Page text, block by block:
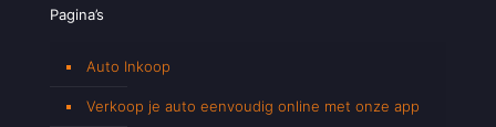
Pagina’s
Auto Inkoop
Verkoop je auto eenvoudig online met onze app